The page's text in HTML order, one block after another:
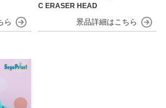
C ERASER HEAD